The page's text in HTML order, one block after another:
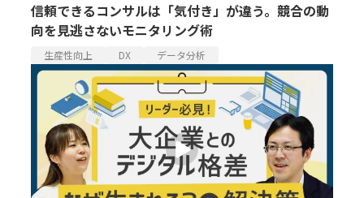
信頼できるコンサルは「気付き」が違う。競合の動
向を見逃さないモニタリング術
生産性向上 DX データ分析